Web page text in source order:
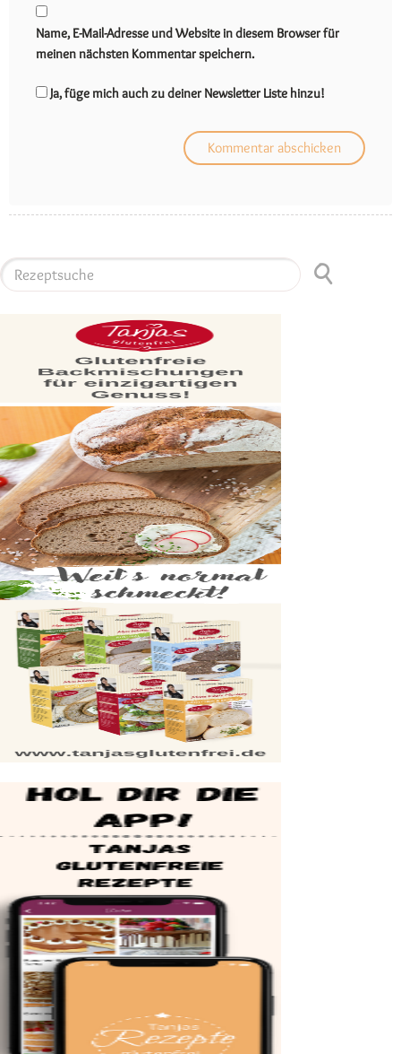
Name, E-Mail-Adresse und Website in diesem Browser für
meinen nächsten Kommentar speichern.
Ja, füge mich auch zu deiner Newsletter Liste hinzu!